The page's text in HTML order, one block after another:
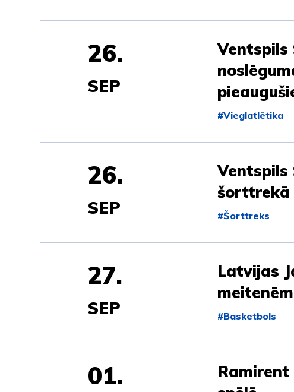
26.
SEP
Ventspils
#Vieglatlētika
26.
SEP
Ventspils
šorttrekā
#Šorttreks
27.
SEP
Latvijas
meitenēm
#Basketbols
01.